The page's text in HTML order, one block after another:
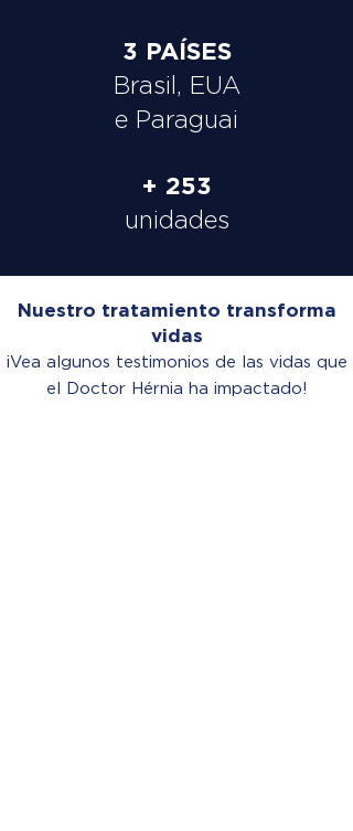
3 PAÍSES
Brasil, EUA
e Paraguai
+ 253
unidades
Nuestro tratamiento transforma
vidas
¡Vea algunos testimonios de las vidas que
el Doctor Hérnia ha impactado!